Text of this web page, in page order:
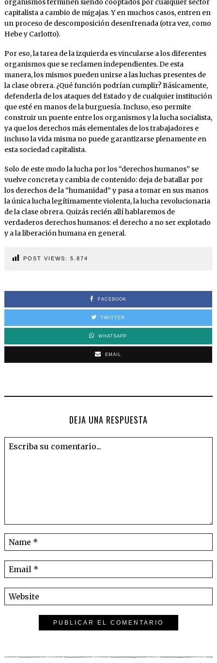
organismos terminen siendo cooptados por cualquier sector
capitalista a cambio de migajas. Y en muchos casos, entren en
un proceso de descomposición desenfrenada (otra vez, como
Hebe y Carlotto).
Por eso, la tarea de la izquierda es vincularse a los diferentes
organismos que se reclamen independientes. De esta
manera, los mismos pueden unirse a las luchas presentes de
la clase obrera. ¿Qué función podrían cumplir? Básicamente,
defenderla de los ataques del Estado y de cualquier institución
que esté en manos de la burguesía. Incluso, eso permite
construir un puente entre los organismos y la lucha socialista,
ya que los derechos más elementales de los trabajadores e
incluso la vida misma no puede garantizarse plenamente en
esta sociedad capitalista.
Solo de este modo la lucha por los “derechos humanos” se
vuelve concreta y cambia de contenido: deja de batallar por
los derechos de la “humanidad” y pasa a tomar en sus manos
la única lucha legítimamente violenta, la lucha revolucionaria
de la clase obrera. Quizás recién allí hablaremos de
verdaderos derechos humanos: el derecho a no ser explotado
y a la liberación humana en general.
POST VIEWS: 5.874
FACEBOOK
TWITTER
WHATSAPP
EMAIL
DEJA UNA RESPUESTA